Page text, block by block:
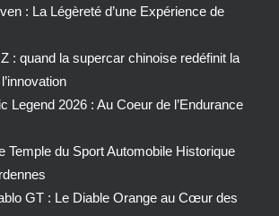
: La Légèreté d’une Expérience de
: quand la supercar chinoise redéfinit la
Legend 2026 : Au Coeur de l’Endurance
Temple du Sport Automobile Historique
GT : Le Diable Orange au Cœur des